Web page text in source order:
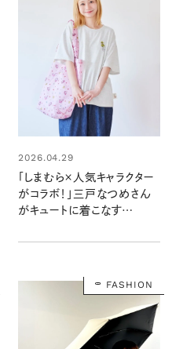
2026.04.29
「しまむら×人気キャラクター
がコラボ！」三戸なつめさん
がキュートに着こなす
ャラトップス
FASHION